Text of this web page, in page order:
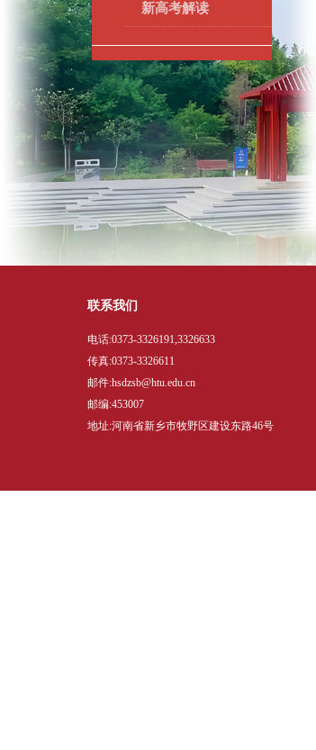
新高考解读
联系我们
电话:0373-3326191,3326633
传真:0373-3326611
邮件:hsdzsb@htu.edu.cn
邮编:453007
地址:河南省新乡市牧野区建设东路46号